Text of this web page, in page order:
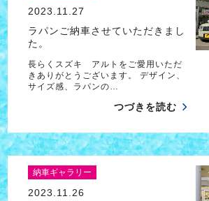
2023.11.27
ラパンご納車させていただきまし
た。
長らくスズキ アルトをご愛用いただ
きありがとうございます。 デザイン、
サイズ感、ラパンの…
つづきを読む
納車ギャラリー
2023.11.26